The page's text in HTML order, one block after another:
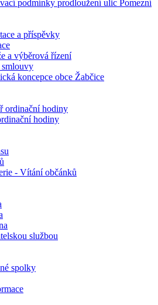
podmínky prodloužení ulic Pomezní
a příspěvky
a výběrová řízení
koncepce obce Žabčice
ordinační hodiny
hodiny
- Vítání občánků
službou
spolky